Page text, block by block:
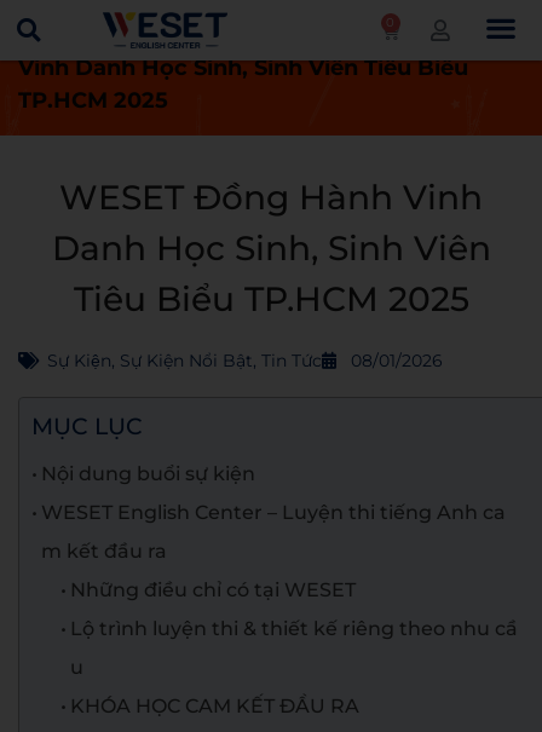
0
Trang chủ Tin tức
WESET Đồng Hành
Vinh Danh Học Sinh, Sinh Viên Tiêu Biểu
TP.HCM 2025
WESET Đồng Hành Vinh
Danh Học Sinh, Sinh Viên
Tiêu Biểu TP.HCM 2025
Sự Kiện, Sự Kiện Nổi Bật, Tin Tức 08/01/2026
MỤC LỤC
Nội dung buổi sự kiện
WESET English Center – Luyện thi tiếng Anh ca
m kết đầu ra
Những điều chỉ có tại WESET
Lộ trình luyện thi & thiết kế riêng theo nhu cầ
u
KHÓA HỌC CAM KẾT ĐẦU RA